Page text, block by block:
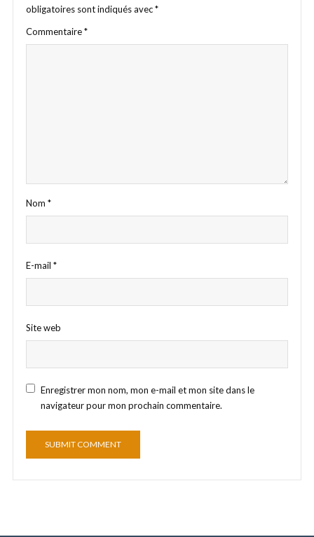
obligatoires sont indiqués avec*
Commentaire*
Nom *
E-mail *
Site web
Enregistrer mon nom, mon e-mail et mon site dans le
navigateur pour mon prochain commentaire.